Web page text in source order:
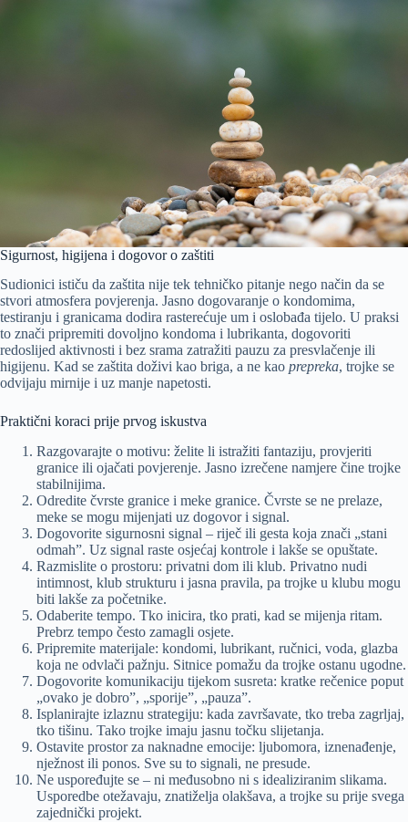
Sigurnost, higijena i dogovor o zaštiti
Sudionici ističu da zaštita nije tek tehničko pitanje nego način da se
stvori atmosfera povjerenja. Jasno dogovaranje o kondomima,
testiranju i granicama dodira rasterećuje um i oslobađa tijelo. U praksi
to znači pripremiti dovoljno kondoma i lubrikanta, dogovoriti
redoslijed aktivnosti i bez srama zatražiti pauzu za presvlačenje ili
higijenu. Kad se zaštita doživi kao briga, a ne kao prepreka, trojke se
odvijaju mirnije i uz manje napetosti.
Praktični koraci prije prvog iskustva
Razgovarajte o motivu: želite li istražiti fantaziju, provjeriti
granice ili ojačati povjerenje. Jasno izrečene namjere čine trojke
stabilnijima.
Odredite čvrste granice i meke granice. Čvrste se ne prelaze,
meke se mogu mijenjati uz dogovor i signal.
Dogovorite sigurnosni signal – riječ ili gesta koja znači „stani
odmah”. Uz signal raste osjećaj kontrole i lakše se opuštate.
Razmislite o prostoru: privatni dom ili klub. Privatno nudi
intimnost, klub strukturu i jasna pravila, pa trojke u klubu mogu
biti lakše za početnike.
Odaberite tempo. Tko inicira, tko prati, kad se mijenja ritam.
Prebrz tempo često zamagli osjete.
Pripremite materijale: kondomi, lubrikant, ručnici, voda, glazba
koja ne odvlači pažnju. Sitnice pomažu da trojke ostanu ugodne.
Dogovorite komunikaciju tijekom susreta: kratke rečenice poput
„ovako je dobro”, „sporije”, „pauza”.
Isplanirajte izlaznu strategiju: kada završavate, tko treba zagrljaj,
tko tišinu. Tako trojke imaju jasnu točku slijetanja.
Ostavite prostor za naknadne emocije: ljubomora, iznenađenje,
nježnost ili ponos. Sve su to signali, ne presude.
Ne uspoređujte se – ni međusobno ni s idealiziranim slikama.
Usporedbe otežavaju, znatiželja olakšava, a trojke su prije svega
zajednički projekt.